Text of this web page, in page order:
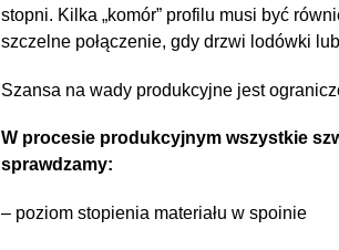
stopni. Kilka „komór” profilu musi być
szczelne połączenie, gdy drzwi lodówki
Szansa na wady produkcyjne jest
W procesie produkcyjnym wszystkie
sprawdzamy:
– poziom stopienia materiału w spoinie